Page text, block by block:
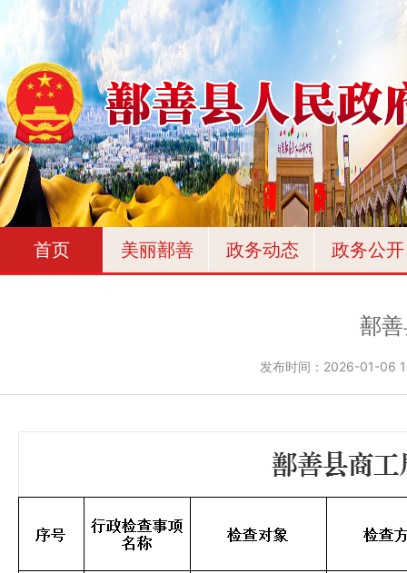
首页 美丽鄯善 政务动态 政务公开
鄯
发布时间： 2026-01-06